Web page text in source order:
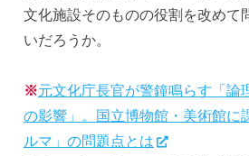
文化施設そのものの役割を改めて
いだろうか。
※元文化庁長官が警鐘鳴らす「論
の影響」。国立博物館・美術館に
ルマ」の問題点とは